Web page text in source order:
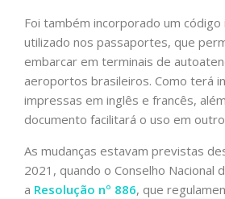
Foi também incorporado um código
utilizado nos passaportes, que
embarcar em terminais de
aeroportos brasileiros. Como terá
impressas em inglês e francês,
documento facilitará o uso em
As mudanças estavam previstas
2021, quando o Conselho Nacional
a Resolução nº 886, que